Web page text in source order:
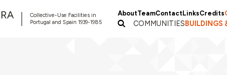
Collective-Use Facilities in
Portugal and Spain 1939-1985
AboutTeamContactLinksCredits
COMMUNITIESBUILDINGS